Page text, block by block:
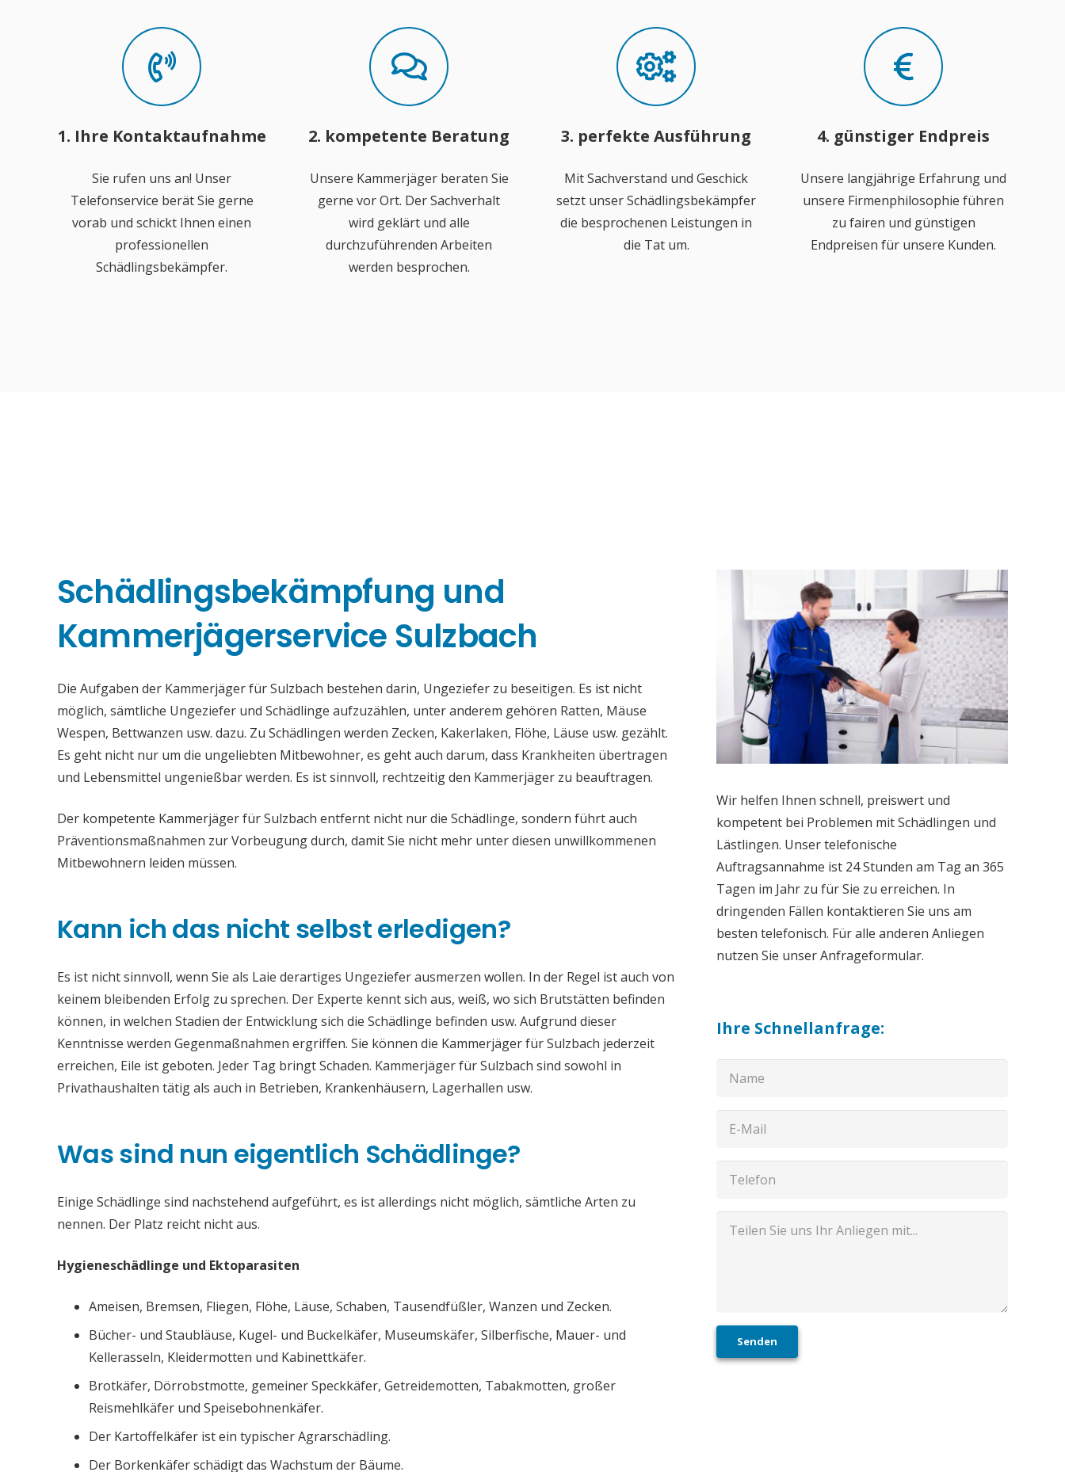
1. Ihre Kontaktaufnahme
Sie rufen uns an! Unser
Telefonservice berät Sie gerne
vorab und schickt Ihnen einen
professionellen
Schädlingsbekämpfer.
2. kompetente Beratung
Unsere Kammerjäger beraten Sie
gerne vor Ort. Der Sachverhalt
wird geklärt und alle
durchzuführenden Arbeiten
werden besprochen.
3. perfekte Ausführung
Mit Sachverstand und Geschick
setzt unser Schädlingsbekämpfer
die besprochenen Leistungen in
die Tat um.
4. günstiger Endpreis
Unsere langjährige Erfahrung und
unsere Firmenphilosophie führen
zu fairen und günstigen
Endpreisen für unsere Kunden.
Schädlingsbekämpfung und
Kammerjägerservice Sulzbach
Die Aufgaben der Kammerjäger für Sulzbach bestehen darin, Ungeziefer zu beseitigen. Es ist nicht
möglich, sämtliche Ungeziefer und Schädlinge aufzuzählen, unter anderem gehören Ratten, Mäuse
Wespen, Bettwanzen usw. dazu. Zu Schädlingen werden Zecken, Kakerlaken, Flöhe, Läuse usw. gezählt.
Es geht nicht nur um die ungeliebten Mitbewohner, es geht auch darum, dass Krankheiten übertragen
und Lebensmittel ungenießbar werden. Es ist sinnvoll, rechtzeitig den Kammerjäger zu beauftragen.
Der kompetente Kammerjäger für Sulzbach entfernt nicht nur die Schädlinge, sondern führt auch
Präventionsmaßnahmen zur Vorbeugung durch, damit Sie nicht mehr unter diesen unwillkommenen
Mitbewohnern leiden müssen.
Kann ich das nicht selbst erledigen?
Es ist nicht sinnvoll, wenn Sie als Laie derartiges Ungeziefer ausmerzen wollen. In der Regel ist auch von
keinem bleibenden Erfolg zu sprechen. Der Experte kennt sich aus, weiß, wo sich Brutstätten befinden
können, in welchen Stadien der Entwicklung sich die Schädlinge befinden usw. Aufgrund dieser
Kenntnisse werden Gegenmaßnahmen ergriffen. Sie können die Kammerjäger für Sulzbach jederzeit
erreichen, Eile ist geboten. Jeder Tag bringt Schaden. Kammerjäger für Sulzbach sind sowohl in
Privathaushalten tätig als auch in Betrieben, Krankenhäusern, Lagerhallen usw.
Was sind nun eigentlich Schädlinge?
Einige Schädlinge sind nachstehend aufgeführt, es ist allerdings nicht möglich, sämtliche Arten zu
nennen. Der Platz reicht nicht aus.
Hygieneschädlinge und Ektoparasiten
Ameisen, Bremsen, Fliegen, Flöhe, Läuse, Schaben, Tausendfüßler, Wanzen und Zecken.
Bücher- und Staubläuse, Kugel- und Buckelkäfer, Museumskäfer, Silberfische, Mauer- und
Kellerasseln, Kleidermotten und Kabinettkäfer.
Brotkäfer, Dörrobstmotte, gemeiner Speckkäfer, Getreidemotten, Tabakmotten, großer
Reismehlkäfer und Speisebohnenkäfer.
Der Kartoffelkäfer ist ein typischer Agrarschädling.
Der Borkenkäfer schädigt das Wachstum der Bäume.
Wir helfen Ihnen schnell, preiswert und
kompetent bei Problemen mit Schädlingen und
Lästlingen. Unser telefonische
Auftragsannahme ist 24 Stunden am Tag an 365
Tagen im Jahr zu für Sie zu erreichen. In
dringenden Fällen kontaktieren Sie uns am
besten telefonisch. Für alle anderen Anliegen
nutzen Sie unser Anfrageformular.
Ihre Schnellanfrage:
Senden